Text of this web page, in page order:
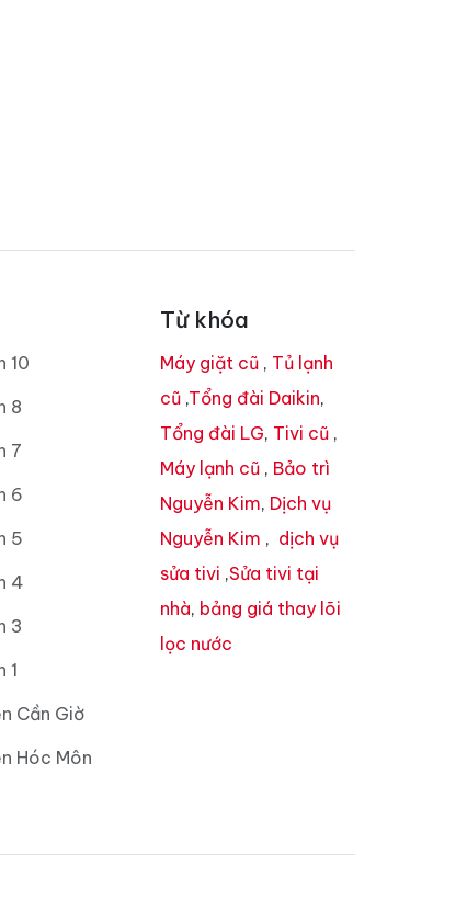
10
8
7
6
5
4
3
1
Cần Giờ
Hóc Môn
Từ khóa
Máy giặt cũ , Tủ lạnh
cũ ,Tổng đài Daikin,
Tổng đài LG, Tivi cũ ,
Máy lạnh cũ , Bảo trì
Nguyễn Kim, Dịch vụ
Nguyễn Kim , dịch vụ
sửa tivi ,Sửa tivi tại
nhà, bảng giá thay lõi
lọc nước